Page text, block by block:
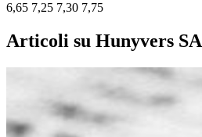
6,65 7,25 7,30 7,75
Articoli su Hunyvers SA